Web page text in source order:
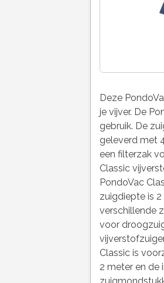
Deze
je vijver. De
gebruik. De
geleverd met
een filterzak
Classic
PondoVac
zuigdiepte is
verschillende
voor
Classic is
2 meter en de